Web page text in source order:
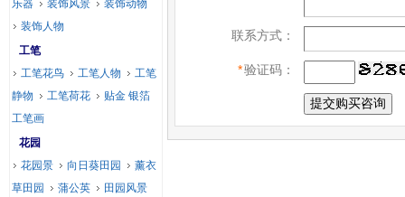
联系方式：
*验证码：
乐器 装饰风景
装饰动物
装饰人物
工笔
工笔花鸟
工笔人物
工笔
静物
工笔荷花
贴金 银箔
工笔画
花园
花园景
向日葵田园
薰衣
草田园
蒲公英
田园风景